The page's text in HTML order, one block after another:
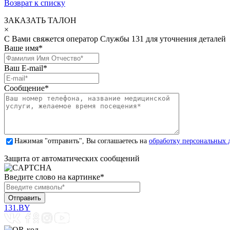
Возврат к списку
ЗАКАЗАТЬ ТАЛОН
×
С Вами свяжется оператор Службы 131 для уточнения деталей
Ваше имя*
Ваш E-mail*
Сообщение*
Нажимая "отправить", Вы соглашаетесь на обработку персональных
Защита от автоматических сообщений
Введите слово на картинке*
131.BY